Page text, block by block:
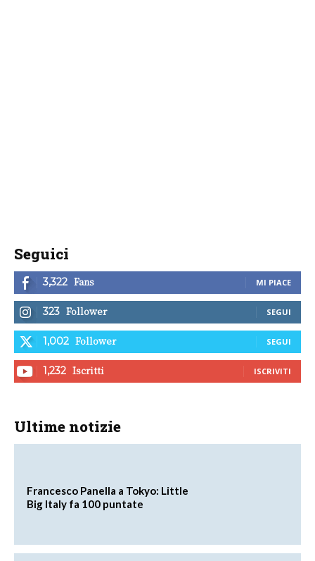
Seguici
3,322 Fans MI PIACE
323 Follower SEGUI
1,002 Follower SEGUI
1,232 Iscritti ISCRIVITI
Ultime notizie
Francesco Panella a Tokyo: Little
Big Italy fa 100 puntate